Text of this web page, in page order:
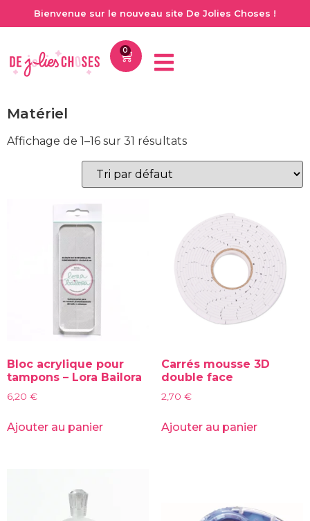
Bienvenue sur le nouveau site De Jolies Choses !
0
Matériel
Affichage de 1–16 sur 31 résultats
Bloc acrylique pour
tampons – Lora Bailora
6,20 €
Ajouter au panier
Carrés mousse 3D
double face
2,70 €
Ajouter au panier